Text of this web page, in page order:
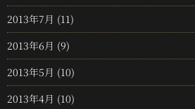
2013年7月 (11)
2013年6月 (9)
2013年5月 (10)
2013年4月 (10)